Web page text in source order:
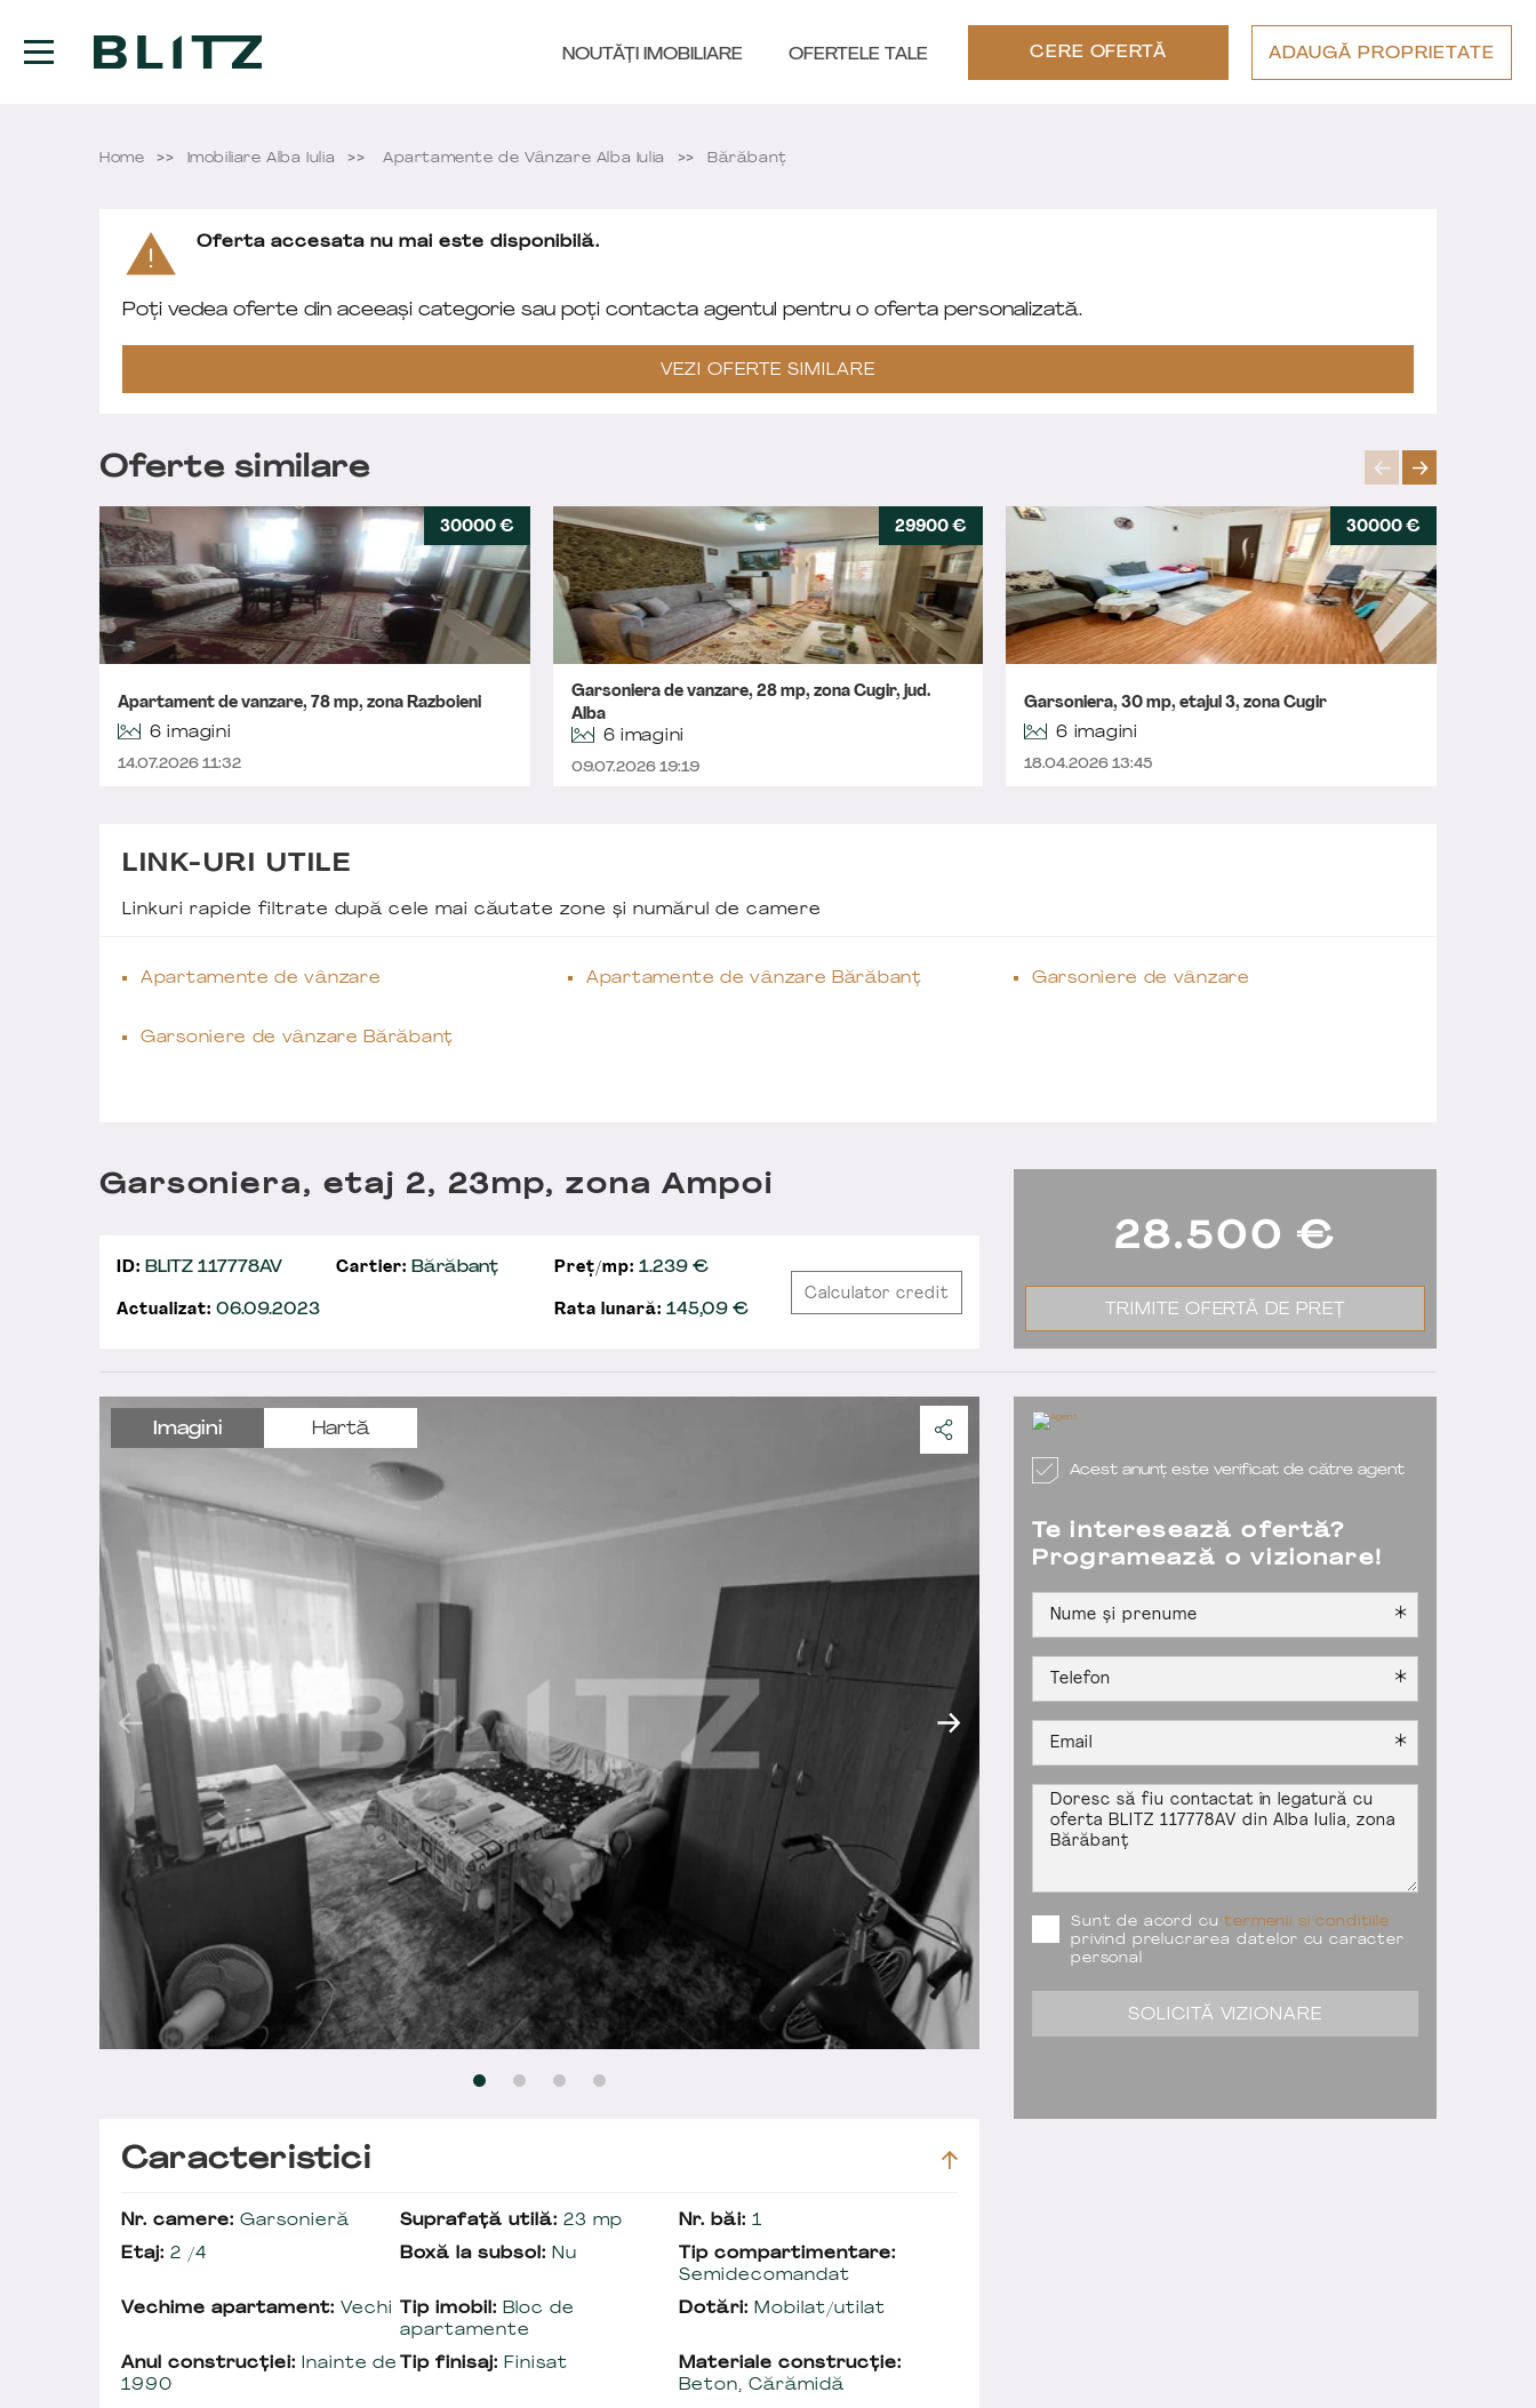
NOUTĂȚI IMOBILIARE OFERTELE TALE CERE OFERTĂ ADAUGĂ PROPRIETATE
Home Imobiliare Alba Iulia Apartamente de Vânzare Alba Iulia Bărăbanț
Oferta accesata nu mai este disponibilă.
Poți vedea oferte din aceeași categorie sau poți contacta agentul pentru o oferta personalizată.
VEZI OFERTE SIMILARE
Oferte similare
30000 €
Apartament de vanzare, 78 mp, zona Razboieni
6 imagini
14.07.2026 11:32
29900 €
Garsoniera de vanzare, 28 mp, zona Cugir, jud.
Alba
6 imagini
09.07.2026 19:19
30000 €
Garsoniera, 30 mp, etajul 3, zona Cugir
6 imagini
18.04.2026 13:45
LINK-URI UTILE
Linkuri rapide filtrate după cele mai căutate zone și numărul de camere
Apartamente de vânzare Apartamente de vânzare Bărăbanț Garsoniere de vânzare
Garsoniere de vânzare Bărăbanț
Imagini Hartă
Garsoniera, etaj 2, 23mp, zona Ampoi
ID: BLITZ 117778AV Cartier: Bărăbanț Preț/mp: 1.239 €
Actualizat: 06.09.2023 Rata lunară:145,09 €
Calculator credit
Acest anunț este verificat de către agent
Te interesează ofertă?
Programează o vizionare!
Sunt de acord cutermenii si condițiile
privind prelucrarea datelor cu caracter
personal
SOLICITĂ VIZIONARE
28.500 €
TRIMITE OFERTĂ DE PREȚ
Caracteristici
Nr. camere: Garsonieră Suprafață utilă: 23 mp Nr. băi: 1
Etaj: 2 /4 Boxă la subsol: Nu
Tip compartimentare:
Semidecomandat
Vechime apartament: Vechi Tip imobil: Bloc de
apartamente
Dotări: Mobilat/utilat
Anul construcției: Inainte de
1990
Tip finisaj: Finisat
Materiale construcție:
Beton, Cărămidă